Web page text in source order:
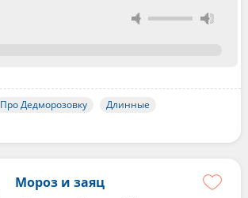
Про Дедморозовку
Длинные
Мороз и заяц